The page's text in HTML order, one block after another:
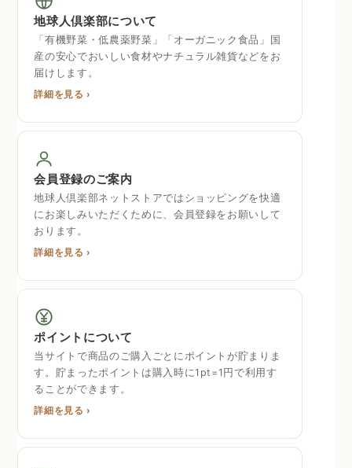
地球人倶楽部について
「有機野菜・低農薬野菜」「オーガニック食品」国
産の安心でおいしい食材やナチュラル雑貨などをお
届けします。
詳細を見る ›
会員登録のご案内
地球人倶楽部ネットストアではショッピングを快適
にお楽しみいただくために、会員登録をお願いして
おります。
詳細を見る ›
ポイントについて
当サイトで商品のご購入ごとにポイントが貯まりま
す。貯まったポイントは購入時に1pt=1円で利用す
ることができます。
詳細を見る ›